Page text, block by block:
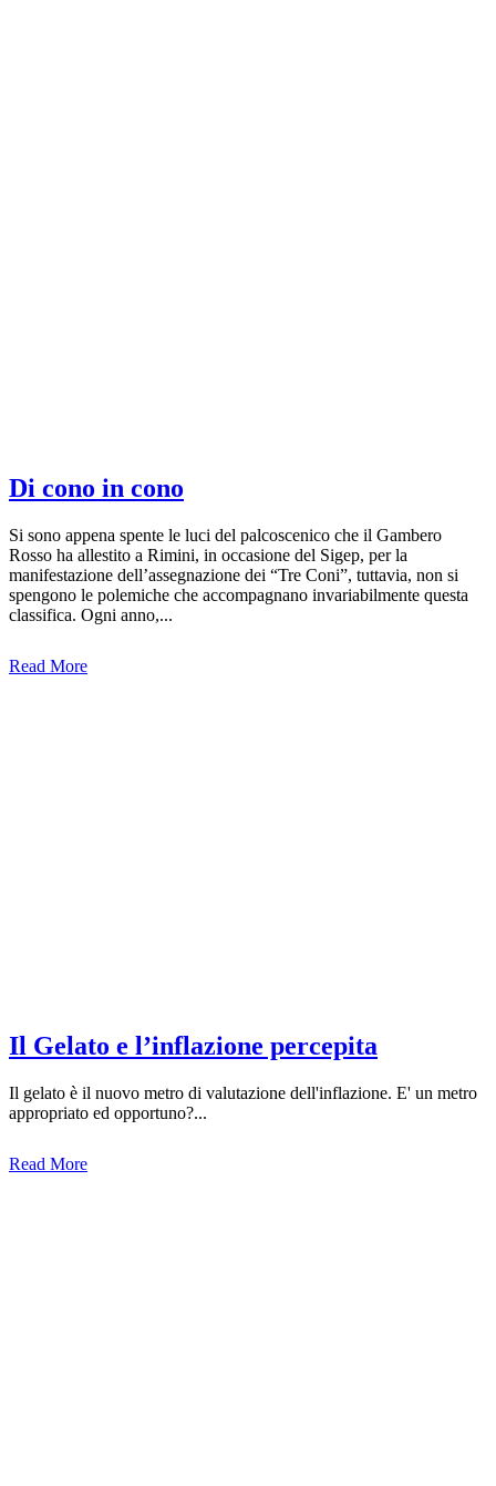
Di cono in cono
Si sono appena spente le luci del palcoscenico che il Gambero
Rosso ha allestito a Rimini, in occasione del Sigep, per la
manifestazione dell’assegnazione dei “Tre Coni”, tuttavia, non si
spengono le polemiche che accompagnano invariabilmente questa
classifica. Ogni anno,...
Read More
Il Gelato e l’inflazione percepita
Il gelato è il nuovo metro di valutazione dell'inflazione. E' un metro
appropriato ed opportuno?...
Read More